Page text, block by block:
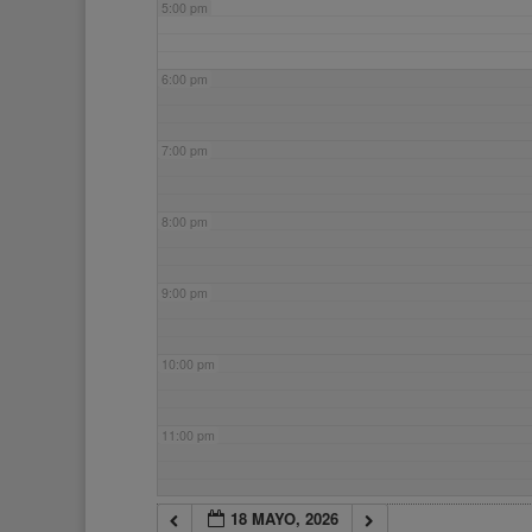
5:00 pm
6:00 pm
7:00 pm
8:00 pm
9:00 pm
10:00 pm
11:00 pm
18 MAYO, 2026